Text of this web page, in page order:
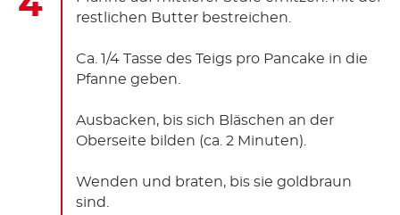
restlichen Butter bestreichen.
Ca. 1/4 Tasse des Teigs pro Pancake in die
Pfanne geben.
Ausbacken, bis sich Bläschen an der
Oberseite bilden (ca. 2 Minuten).
Wenden und braten, bis sie goldbraun
sind.